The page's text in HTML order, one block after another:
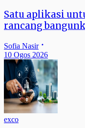
Satu aplikasi
rancang
Sofia Nasir
10 Ogos 2026
exco